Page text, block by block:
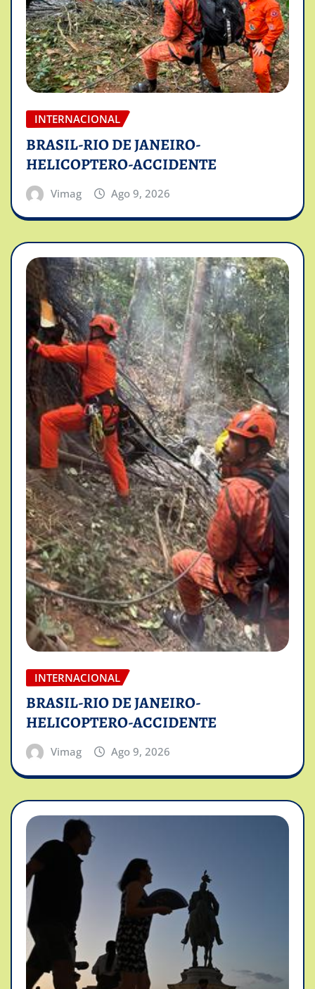
INTERNACIONAL
BRASIL-RIO DE JANEIRO-
HELICOPTERO-ACCIDENTE
Vimag Ago 9, 2026
INTERNACIONAL
BRASIL-RIO DE JANEIRO-
HELICOPTERO-ACCIDENTE
Vimag Ago 9, 2026